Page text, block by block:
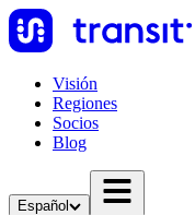
Visión
Regiones
Socios
Blog
Español